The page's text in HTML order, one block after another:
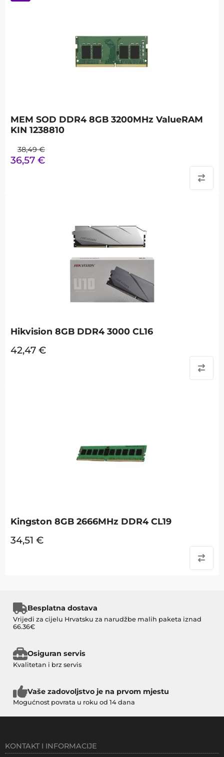
MEM SOD DDR4 8GB 3200MHz ValueRAM
KIN 1238810
38,49 €
36,57 €
Hikvision 8GB DDR4 3000 CL16
42,47 €
Kingston 8GB 2666MHz DDR4 CL19
34,51 €
Besplatna dostava
Vrijedi za cijelu Hrvatsku za narudžbe malih paketa iznad
66.36€
Osiguran servis
Kvalitetan i brz servis
Vaše zadovoljstvo je na prvom mjestu
Mogućnost povrata u roku od 14 dana
KONTAKT I INFORMACIJE